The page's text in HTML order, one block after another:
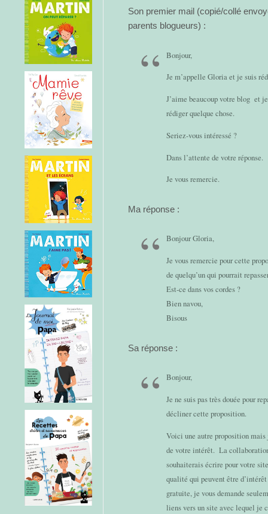
Son premier mail (copié/collé
parents blogueurs) :
Bonjour,
Je m’appelle Gloria et je suis
J’aime beaucoup votre blog et
rédiger quelque chose.
Seriez-vous intéressé ?
Dans l’attente de votre réponse.
Je vous remercie.
Ma réponse :
Bonjour Gloria,
Je vous remercie pour cette
de quelqu’un qui pourrait
Est-ce dans vos cordes ?
Bien navou,
Bisous
Sa réponse :
Bonjour,
Je ne suis pas très douée pour
décliner cette proposition.
Voici une autre proposition mais
de votre intérêt. La
souhaiterais écrire pour votre
qualité qui peuvent être
gratuite, je vous demande
liens vers un site avec lequel je